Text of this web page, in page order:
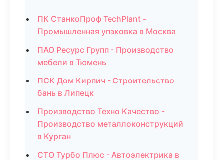
ПК СтанкоПроф TechPlant -
Промышленная упаковка в Москва
ПАО Ресурс Групп - Производство
мебели в Тюмень
ПСК Дом Кирпич - Строительство
бань в Липецк
Производство Техно Качество -
Производство металлоконструкций
в Курган
СТО Турбо Плюс - Автоэлектрика в